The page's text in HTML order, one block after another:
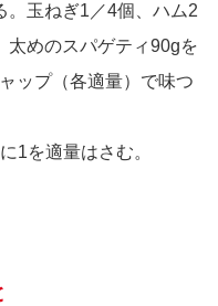
。玉ねぎ1／4個、ハム2
太めのスパゲティ90gを
ップ（各適量）で味つ
1を適量はさむ。